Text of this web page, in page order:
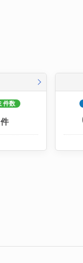
件数
件